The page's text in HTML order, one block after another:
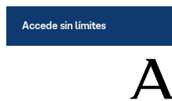
Accede sin límites